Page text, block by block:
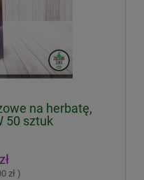
na herbatę,
50 sztuk
zł )